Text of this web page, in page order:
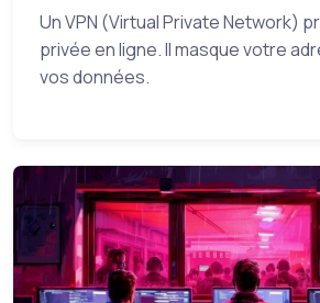
Un VPN (Virtual Private Network)
privée en ligne. Il masque votre
vos données.